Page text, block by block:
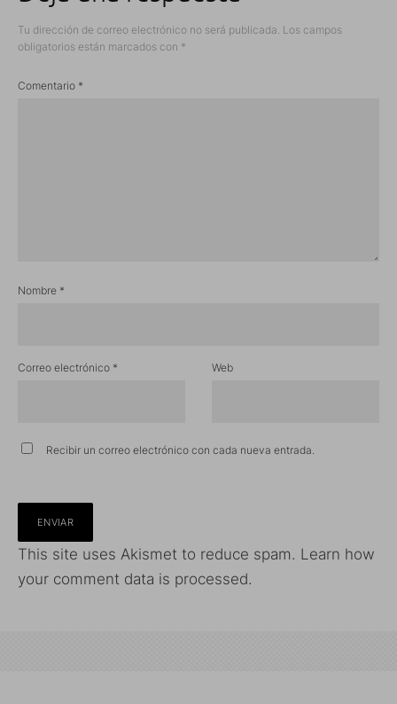
Tu dirección de correo electrónico no será publicada. Los campos
obligatorios están marcados con *
Comentario *
Nombre *
Correo electrónico * Web
Recibir un correo electrónico con cada nueva entrada.
This site uses Akismet to reduce spam. Learn how
your comment data is processed.